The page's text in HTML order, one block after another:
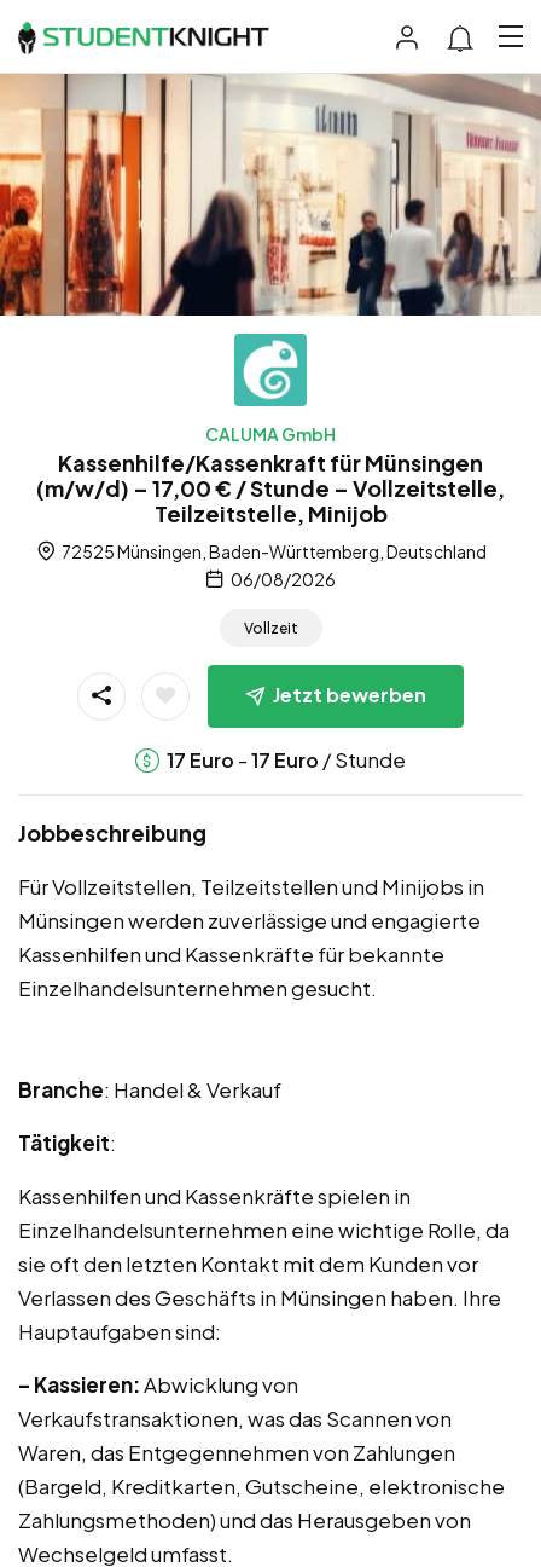
CALUMA GmbH
Kassenhilfe/Kassenkraft für Münsingen
(m/w/d) – 17,00 € / Stunde – Vollzeitstelle,
Teilzeitstelle, Minijob
72525 Münsingen, Baden-Württemberg, Deutschland
06/08/2026
Vollzeit
Jetzt bewerben
17 Euro -17 Euro / Stunde
Jobbeschreibung
Für Vollzeitstellen, Teilzeitstellen und Minijobs in
Münsingen werden zuverlässige und engagierte
Kassenhilfen und Kassenkräfte für bekannte
Einzelhandelsunternehmen gesucht.
Branche: Handel & Verkauf
Tätigkeit:
Kassenhilfen und Kassenkräfte spielen in
Einzelhandelsunternehmen eine wichtige Rolle, da
sie oft den letzten Kontakt mit dem Kunden vor
Verlassen des Geschäfts in Münsingen haben. Ihre
Hauptaufgaben sind:
– Kassieren:Abwicklung von
Verkaufstransaktionen, was das Scannen von
Waren, das Entgegennehmen von Zahlungen
(Bargeld, Kreditkarten, Gutscheine, elektronische
Zahlungsmethoden) und das Herausgeben von
Wechselgeld umfasst.